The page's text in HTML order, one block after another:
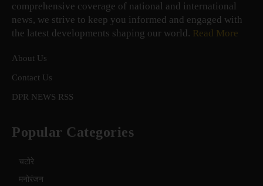
comprehensive coverage of national and international
news, we strive to keep you informed and engaged with
the latest developments shaping our world. Read More
About Us
Contact Us
DPR NEWS RSS
Popular Categories
चटोरे
मनोरंजन